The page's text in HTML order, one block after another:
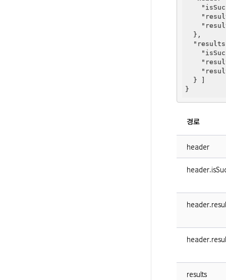
  },
  } ]
경로
header
results